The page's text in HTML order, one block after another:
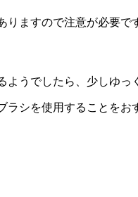
ますので注意が必要で
うでしたら、少しゆっ
シを使用することをお